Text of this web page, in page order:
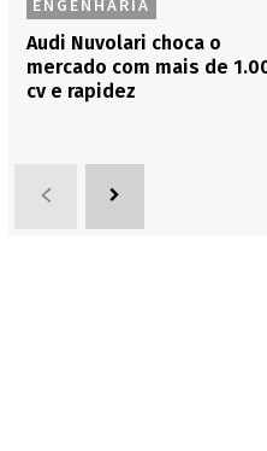
ENGENHARIA
Audi Nuvolari choca o
mercado com mais de
cv e rapidez